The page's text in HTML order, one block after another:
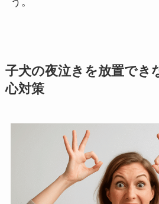
子犬の夜泣きを放置でき
心対策